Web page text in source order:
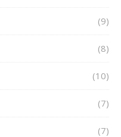
(9)
(8)
(10)
(7)
(7)